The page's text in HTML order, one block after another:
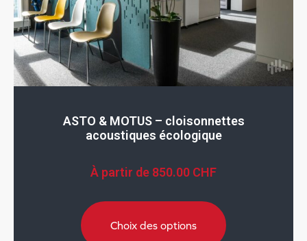
ASTO & MOTUS – cloisonnettes
acoustiques écologique
À partir de 850.00 CHF
Choix des options